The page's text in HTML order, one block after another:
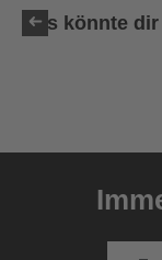
Das könnte
3 Farbvarianten